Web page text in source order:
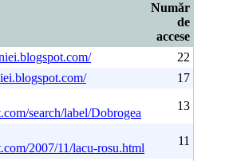
Număr
de
accese
22
17
search/label/Dobrogea
13
2007/11/lacu-rosu.html
11